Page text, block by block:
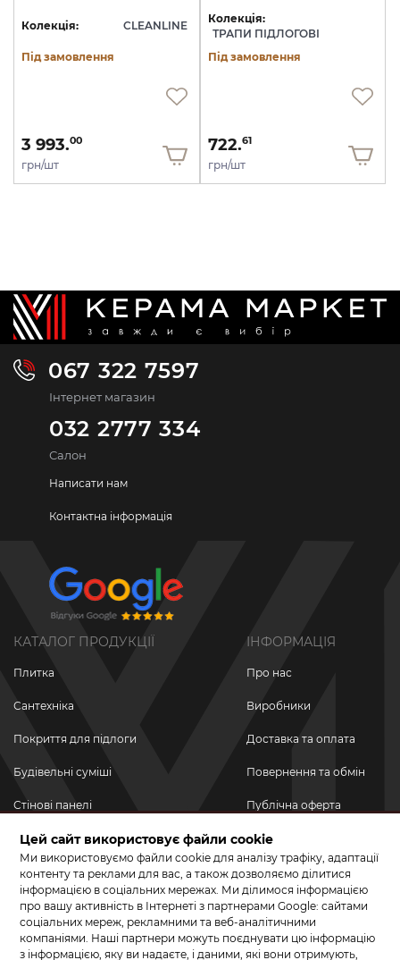
Колекція: CLEANLINE
Під замовлення
3 993.00
грн/шт
Колекція:
ТРАПИ ПІДЛОГОВІ
Під замовлення
722.61
грн/шт
067 322 7597
Інтернет магазин
032 2777 334
Салон
Написати нам
Контактна інформація
КАТАЛОГ ПРОДУКЦІЇ
Плитка
Сантехніка
Покриття для підлоги
Будівельні суміші
Стінові панелі
Новинки
Акційні товари
Акції/Знижки
ІНФОРМАЦІЯ
Про нас
Виробники
Доставка та оплата
Повернення та обмін
Публічна оферта
Політика
конфіденційності
ПРИЄДНУЙТЕСЬ ДО НАС У СОЦМЕРЕЖАХ
Цей сайт використовує файли cookie
Ми використовуємо файли cookie для аналізу трафіку, адаптації
контенту та реклами для вас, а також дозволяємо ділитися
інформацією в соціальних мережах. Ми ділимося інформацією
про вашу активність в Інтернеті з партнерами Google: сайтами
соціальних мереж, рекламними та веб-аналітичними
компаніями. Наші партнери можуть поєднувати цю інформацію
з інформацією, яку ви надаєте, і даними, які вони отримують,